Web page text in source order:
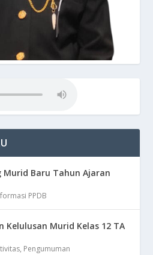
Baru Tahun Ajaran
PPDB
Kelulusan Murid Kelas 12 TA
, Pengumuman